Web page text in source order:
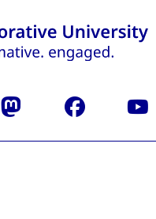
Mastodon Facebook